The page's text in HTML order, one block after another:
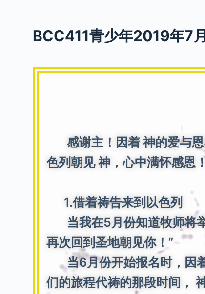
BCC411青少年2019年7
感谢主！因着 神的爱与恩
色列朝见 神，心中满怀感恩
1.借着祷告来到以色列
当我在5月份知道牧师将举
再次回到圣地朝见你！”
当6月份开始报名时，因着
们的旅程代祷的那段时间，